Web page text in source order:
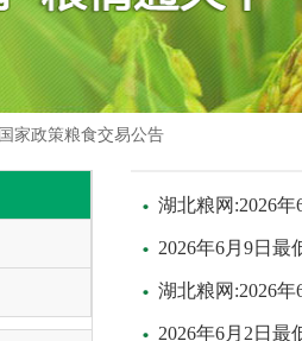
国家政策粮食交易公告
湖北粮网:2026
2026年6月9日
湖北粮网:2026
2026年6月2日